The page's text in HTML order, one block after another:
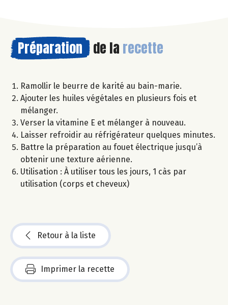
Préparation de la recette
Ramollir le beurre de karité au bain-marie.
Ajouter les huiles végétales en plusieurs fois et
mélanger.
Verser la vitamine E et mélanger à nouveau.
Laisser refroidir au réfrigérateur quelques minutes.
Battre la préparation au fouet électrique jusqu’à
obtenir une texture aérienne.
Utilisation : À utiliser tous les jours, 1 càs par
utilisation (corps et cheveux)
Retour à la liste
Imprimer la recette